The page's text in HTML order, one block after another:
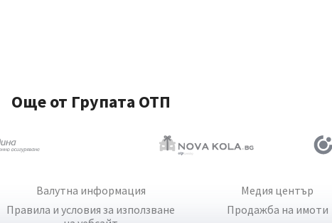
Още от Групата ОТП
Валутна информация
Правила и условия за използване
Медия център
Продажба на имоти